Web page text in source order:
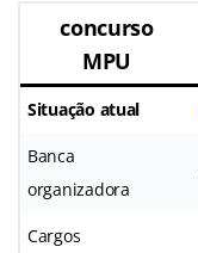
concurso
MPU
Situação atual
Banca
organizadora
Cargos